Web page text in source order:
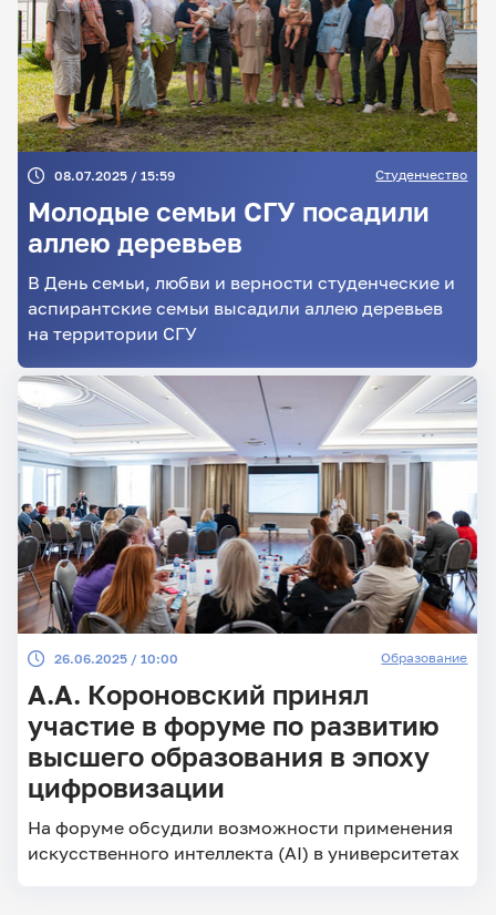
08.07.2025 / 15:59 Студенчество
Молодые семьи СГУ посадили
аллею деревьев
В День семьи, любви и верности студенческие и
аспирантские семьи высадили аллею деревьев
на территории СГУ
26.06.2025 / 10:00 Образование
А.А. Короновский принял
участие в форуме по развитию
высшего образования в эпоху
цифровизации
На форуме обсудили возможности применения
искусственного интеллекта (AI) в университетах